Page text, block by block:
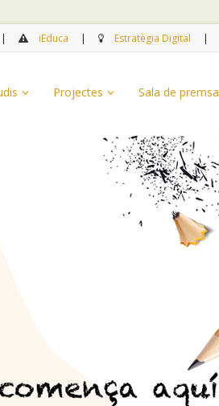
iEduca Estratègia Digital
Projectes Sala de premsa